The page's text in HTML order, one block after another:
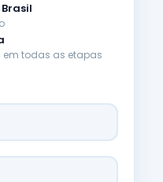
em todas as etapas